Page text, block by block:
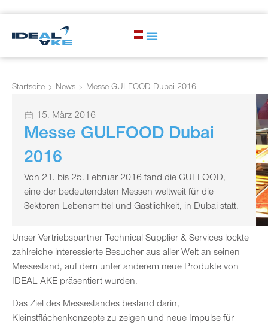
Startseite News Messe GULFOOD Dubai 2016
15. März 2016
Messe GULFOOD Dubai
2016
Von 21. bis 25. Februar 2016 fand die GULFOOD,
eine der bedeutendsten Messen weltweit für die
Sektoren Lebensmittel und Gastlichkeit, in Dubai statt.
Unser Vertriebspartner Technical Supplier & Services lockte
zahlreiche interessierte Besucher aus aller Welt an seinen
Messestand, auf dem unter anderem neue Produkte von
IDEAL AKE präsentiert wurden.
Das Ziel des Messestandes bestand darin,
Kleinstflächenkonzepte zu zeigen und neue Impulse für